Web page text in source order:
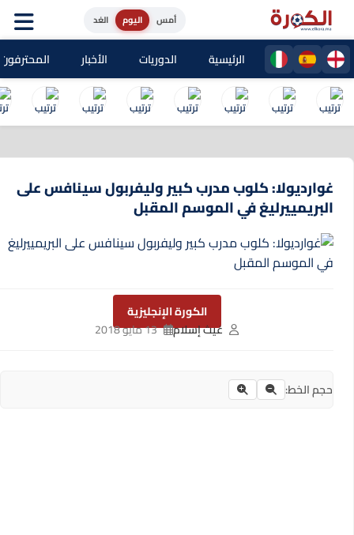
اليوم الغد
الرئيسية الدوريات الأخبار المحترفون
غوارديولا: كلوب مدرب كبير وليفربول سينافس على
البريمييرليغ في الموسم المقبل
الكورة الإنجليزية
غيث إسلام
13 مايو 2018
حجم الخط: